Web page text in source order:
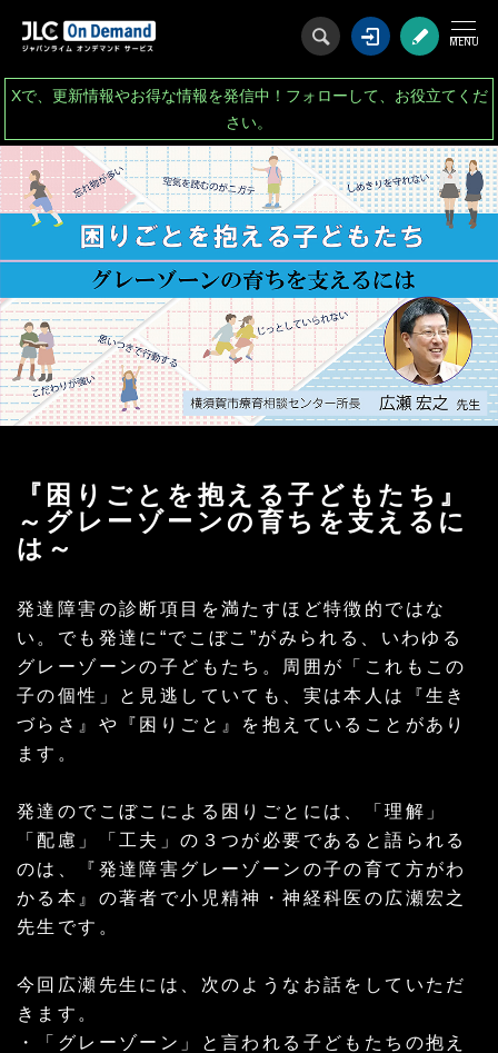
ログイン会
Xで、更新情報やお得な情報を発信中！フォローして、お役立てくだ
さい。
『困りごとを抱える子どもたち』
～グレーゾーンの育ちを支えるに
は～
発達障害の診断項目を満たすほど特徴的ではな
い。でも発達に“でこぼこ”がみられる、いわゆる
グレーゾーンの子どもたち。周囲が「これもこの
子の個性」と見逃していても、実は本人は『生き
づらさ』や『困りごと』を抱えていることがあり
ます。
発達のでこぼこによる困りごとには、「理解」
「配慮」「工夫」の３つが必要であると語られる
のは、『発達障害グレーゾーンの子の育て方がわ
かる本』の著者で小児精神・神経科医の広瀬宏之
先生です。
今回広瀬先生には、次のようなお話をしていただ
きます。
・「グレーゾーン」と言われる子どもたちの抱え